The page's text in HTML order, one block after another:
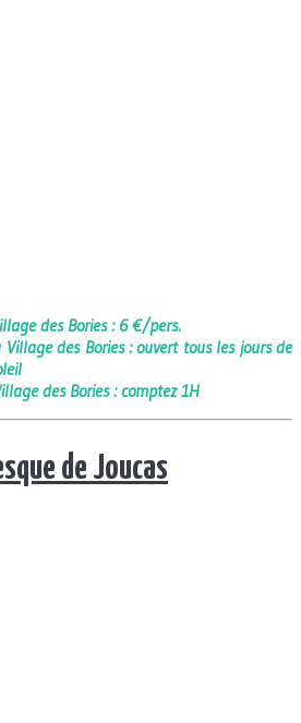
des Bories : 6 €/pers.
des Bories : ouvert tous les jours de
des Bories : comptez 1H
de Joucas